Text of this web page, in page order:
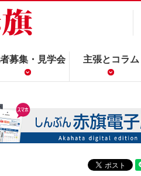
募集・見学会 主張とコラム